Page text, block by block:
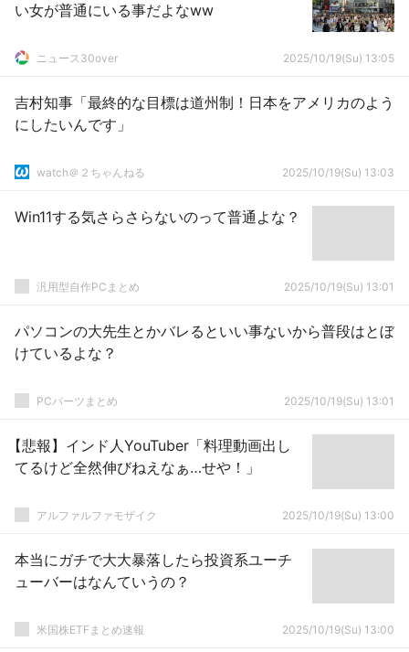
い女が普通にいる事だよなww
ニュース30over 2025/10/19(Su) 13:05
吉村知事「最終的な目標は道州制！日本をアメリカのよう
にしたいんです」
watch＠２ちゃんねる 2025/10/19(Su) 13:03
Win11する気さらさらないのって普通よな？
汎用型自作PCまとめ 2025/10/19(Su) 13:01
パソコンの大先生とかバレるといい事ないから普段はとぼ
けているよな？
PCパーツまとめ 2025/10/19(Su) 13:01
【悲報】インド人YouTuber「料理動画出し
てるけど全然伸びねえなぁ…せや！」
アルファルファモザイク 2025/10/19(Su) 13:00
本当にガチで大大暴落したら投資系ユーチ
ューバーはなんていうの？
米国株ETFまとめ速報 2025/10/19(Su) 13:00